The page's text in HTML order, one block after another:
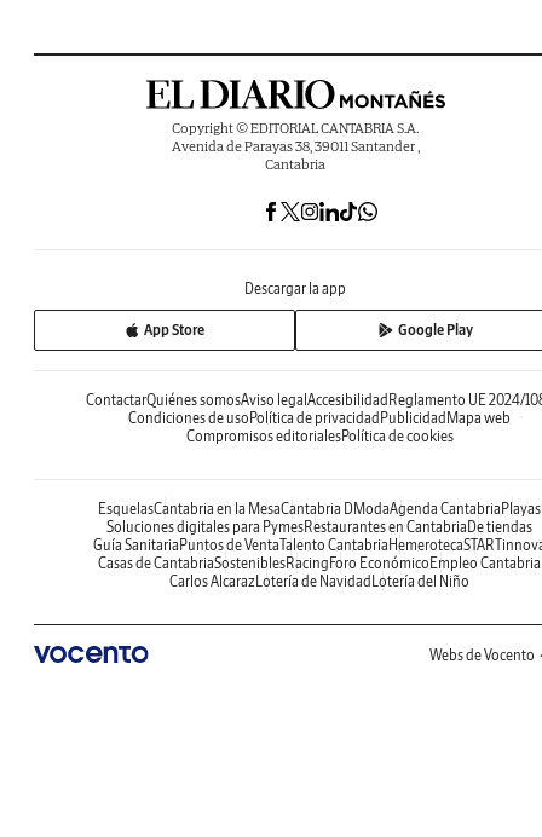
Copyright © EDITORIAL CANTABRIA S.A.
Avenida de Parayas 38, 39011 Santander ,
Cantabria
Descargar la app
App Store Google Play
ContactarQuiénes somosAviso legalAccesibilidadReglamento UE 2024/
Condiciones de usoPolítica de privacidadPublicidadMapa web
Compromisos editorialesPolítica de cookies
EsquelasCantabria en la MesaCantabria DModaAgenda CantabriaPlayas
Soluciones digitales para PymesRestaurantes en CantabriaDe tiendas
Guía SanitariaPuntos de VentaTalento CantabriaHemeroteca
Casas de CantabriaSosteniblesRacingForo EconómicoEmpleo Cantabria
Carlos AlcarazLotería de NavidadLotería del Niño
Webs de Vocento